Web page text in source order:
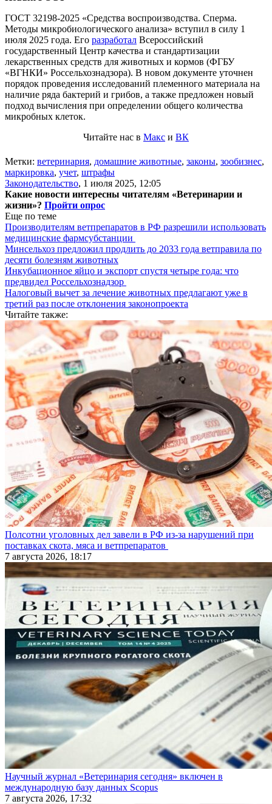
ГОСТ 32198-2025 «Средства воспроизводства. Сперма.
Методы микробиологического анализа» вступил в силу 1
июля 2025 года. Его разработал Всероссийский
государственный Центр качества и стандартизации
лекарственных средств для животных и кормов (ФГБУ
«ВГНКИ» Россельхознадзора). В новом документе уточнен
порядок проведения исследований племенного материала на
наличие ряда бактерий и грибов, а также предложен новый
подход вычисления при определении общего количества
микробных клеток.
Читайте нас в Макс и ВК
Метки: ветеринария, домашние животные, законы, зообизнес,
маркировка, учет, штрафы
Законодательство, 1 июля 2025, 12:05
Какие новости интересны читателям «Ветеринарии и
жизни»? Пройти опрос
Еще по теме
Производителям ветпрепаратов в РФ разрешили использовать
медицинские фармсубстанции
Минсельхоз предложил продлить до 2033 года ветправила по
десяти болезням животных
Инкубационное яйцо и экспорт спустя четыре года: что
предвидел Россельхознадзор
Налоговый вычет за лечение животных предлагают уже в
третий раз после отклонения законопроекта
Читайте также:
Полсотни уголовных дел завели в РФ из-за нарушений при
поставках скота, мяса и ветпрепаратов
7 августа 2026, 18:17
Научный журнал «Ветеринария сегодня» включен в
международную базу данных Scopus
7 августа 2026, 17:32